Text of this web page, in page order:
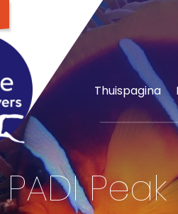
Thuispagina
PADI